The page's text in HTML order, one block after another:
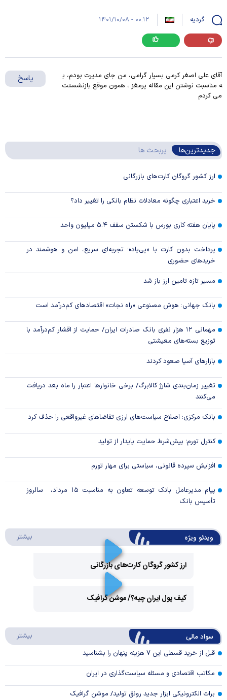
گردیه ۰۰:۱۲ - ۱۴۰۱/۱۰/۰۸
آقای علی اصغر کرمی بسیار گرامی، من جای مدیرت بودم، ب
ه مناسبت نوشتن این مقاله پرمغز ، همون موقع بازنشستت
می کردم
پاسخ
جدیدترین‌ها پربحث ها
ارز کشور گروگان کارت‌های بازرگانی
خرید اعتباری چگونه معادلات نظام بانکی را تغییر داد؟
پایان هفته کاری بورس با شکستن سقف ۵.۴ میلیون واحد
پرداخت بدون کارت با «پی‌پاد»؛ تجربه‌ای سریع، امن و هوشمند در
خریدهای حضوری
مسیر تازه تامین ارز باز شد
بانک جهانی: هوش مصنوعی «راه نجات» اقتصادهای کم‌درآمد است
مهمانی ۱۲ هزار نفری بانک صادرات ایران/ حمایت از اقشار کم‌درآمد با
توزیع بسته‌های معیشتی
بازارهای آسیا صعود کردند
تغییر زمان‌بندی شارژ کالابرگ/ برخی خانوار‌ها اعتبار را ماه بعد دریافت
می‌کنند
بانک مرکزی: اصلاح سیاست‌های ارزی تقاضاهای غیرواقعی را حذف کرد
کنترل تورم؛ پیش‌شرط حمایت پایدار از تولید
افزایش سپرده قانونی، سیاستی برای مهار تورم
پیام مدیرعامل بانک توسعه تعاون به مناسبت ۱۵ مرداد، سالروز
تأسیس بانک
ویدئو ویژه بیشتر
ارز کشور گروگان کارت‌های بازرگانی
Video
کیف پول ایران چیه؟/ موشن گرافیک
سواد مالی بیشتر
قبل از خرید قسطی این ۷ هزینه پنهان را بشناسید
مکاتب اقتصادی و مسئله سیاست‌گذاری در ایران
برات الکترونیکی ابزار جدید رونق تولید/ موشن گرافیک